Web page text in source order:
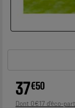
37€50
Dont 0€17